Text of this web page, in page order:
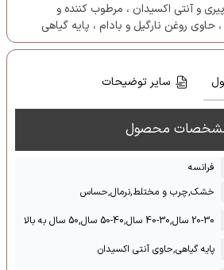
و آنتی اکسیدان ، مرطوب کننده و
روغن نارگیل و بادام ، پایه گیاهی
سایر توضیحات
محصول
فرانسه
خشک,چرب و مختلط,نرمال,حساس
20-30 سال,30-40 سال,40-50 سال,50 سال به بالا
پایه گیاهی,حاوی آنتی اکسیدان